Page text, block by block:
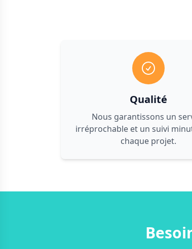
Qualité
Nous garantissons un
irréprochable et un suivi
chaque projet.